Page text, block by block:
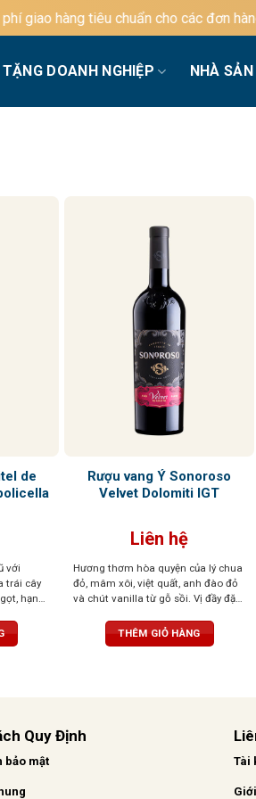
hàng tiêu chuẩn cho các đơn hàng
DOANH NGHIỆP NHÀ
de
với
trái cây
hạnh
dày
thịt đậm
Rượu vang Ý Sonoroso
Velvet Dolomiti IGT
Liên hệ
Hương thơm hòa quyện của lý chua
đỏ, mâm xôi, việt quất, anh đào đỏ
và chút vanilla từ gỗ sồi. Vị đầy đặn,
bằng. Màu sắc đỏ sâu, đậm đà,
cuốn hút
THÊM GIỎ HÀNG
Quy Định
bảo mật Tài